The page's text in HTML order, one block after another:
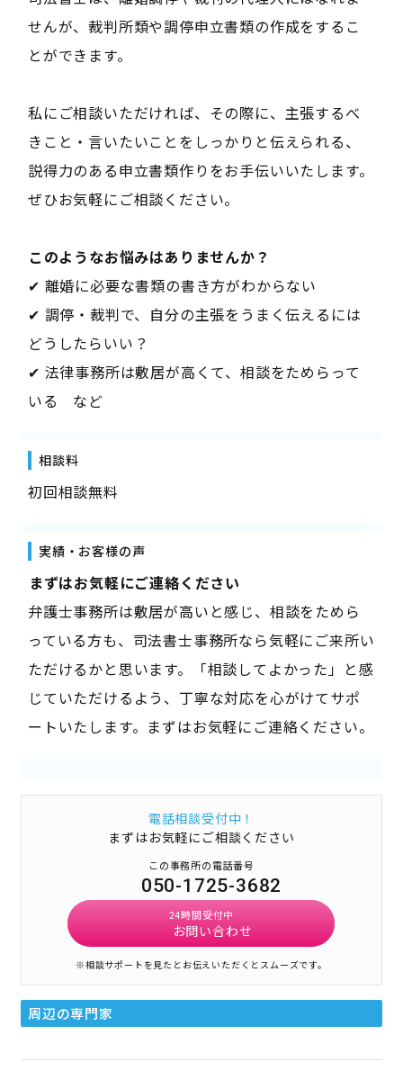
せんが、裁判所類や調停申立書類の作成をするこ
とができます。
私にご相談いただければ、その際に、主張するべ
きこと・言いたいことをしっかりと伝えられる、
説得力のある申立書類作りをお手伝いいたします。
ぜひお気軽にご相談ください。
――このようなお悩みはありませんか？――
✔ 離婚に必要な書類の書き方がわからない
✔ 調停・裁判で、自分の主張をうまく伝えるには
どうしたらいい？
✔ 法律事務所は敷居が高くて、相談をためらって
いる など
相談料
初回相談無料
実績・お客様の声
――まずはお気軽にご連絡ください――
弁護士事務所は敷居が高いと感じ、相談をためら
っている方も、司法書士事務所なら気軽にご来所い
ただけるかと思います。「相談してよかった」と感
じていただけるよう、丁寧な対応を心がけてサポ
ートいたします。まずはお気軽にご連絡ください。
電話相談受付中！
まずはお気軽にご相談ください
この事務所の電話番号
050-1725-3682
24時間受付中
お問い合わせ
※相談サポートを見たとお伝えいただくとスムーズです。
周辺の専門家